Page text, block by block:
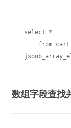
select *
from
数组字段查找